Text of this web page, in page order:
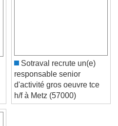
Sotraval recrute un(e)
responsable senior
d'activité gros oeuvre tce
h/f à Metz (57000)